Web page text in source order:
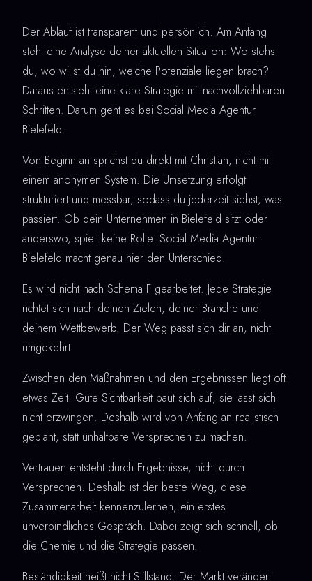
Der Ablauf ist transparent und persönlich. Am Anfang
steht eine Analyse deiner aktuellen Situation: Wo stehst
du, wo willst du hin, welche Potenziale liegen brach?
Daraus entsteht eine klare Strategie mit nachvollziehbaren
Schritten. Darum geht es bei Social Media Agentur
Bielefeld.
Von Beginn an sprichst du direkt mit Christian, nicht mit
einem anonymen System. Die Umsetzung erfolgt
strukturiert und messbar, sodass du jederzeit siehst, was
passiert. Ob dein Unternehmen in Bielefeld sitzt oder
anderswo, spielt keine Rolle. Social Media Agentur
Bielefeld macht genau hier den Unterschied.
Es wird nicht nach Schema F gearbeitet. Jede Strategie
richtet sich nach deinen Zielen, deiner Branche und
deinem Wettbewerb. Der Weg passt sich dir an, nicht
umgekehrt.
Zwischen den Maßnahmen und den Ergebnissen liegt oft
etwas Zeit. Gute Sichtbarkeit baut sich auf, sie lässt sich
nicht erzwingen. Deshalb wird von Anfang an realistisch
geplant, statt unhaltbare Versprechen zu machen.
Vertrauen entsteht durch Ergebnisse, nicht durch
Versprechen. Deshalb ist der beste Weg, diese
Zusammenarbeit kennenzulernen, ein erstes
unverbindliches Gespräch. Dabei zeigt sich schnell, ob
die Chemie und die Strategie passen.
Beständigkeit heißt nicht Stillstand. Der Markt verändert